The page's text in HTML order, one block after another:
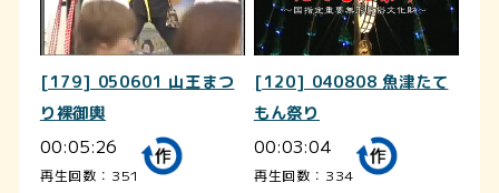
[179] 050601 山王まつ
り裸御輿
00:05:26
再生回数：351
[120] 040808 魚津たて
もん祭り
00:03:04
再生回数：334